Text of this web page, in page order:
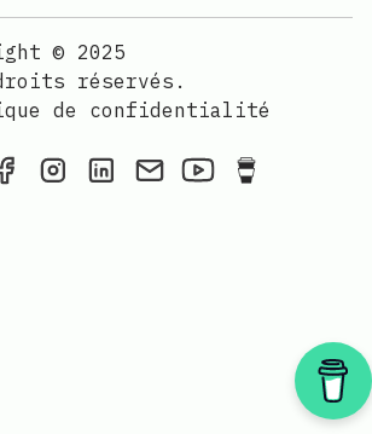
© 2025
réservés.
de confidentialité
moi une ⭐ sur Github
Suis-moi sur Facebook
Suis-moi sur Instagram
Suis-moi sur LinkedIn
Si tu veux me
Apprendre la